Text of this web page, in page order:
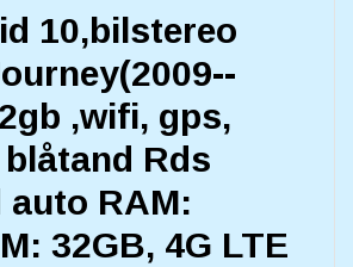
10,bilstereo
,wifi, gps,
Rds
auto RAM:
32GB, 4G LTE